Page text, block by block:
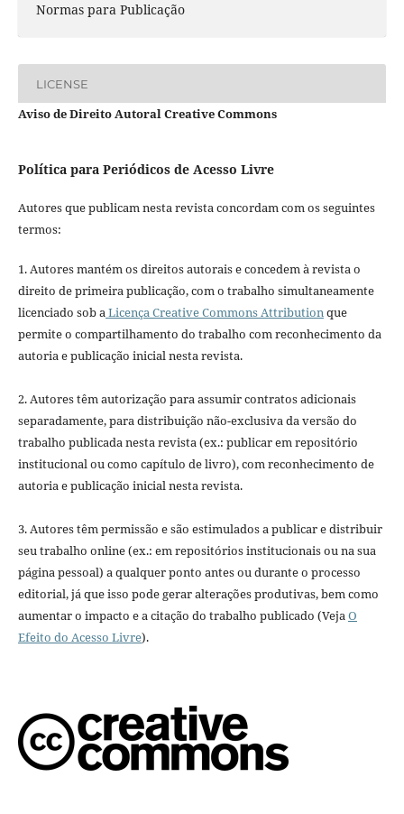
Normas para Publicação
LICENSE
Aviso de Direito Autoral Creative Commons
Política para Periódicos de Acesso Livre
Autores que publicam nesta revista concordam com os seguintes
termos:
1. Autores mantém os direitos autorais e concedem à revista o
direito de primeira publicação, com o trabalho simultaneamente
licenciado sob aLicença Creative Commons Attributionque
permite o compartilhamento do trabalho com reconhecimento da
autoria e publicação inicial nesta revista.
2. Autores têm autorização para assumir contratos adicionais
separadamente, para distribuição não-exclusiva da versão do
trabalho publicada nesta revista (ex.: publicar em repositório
institucional ou como capítulo de livro), com reconhecimento de
autoria e publicação inicial nesta revista.
3. Autores têm permissão e são estimulados a publicar e distribuir
seu trabalho online (ex.: em repositórios institucionais ou na sua
página pessoal) a qualquer ponto antes ou durante o processo
editorial, já que isso pode gerar alterações produtivas, bem como
aumentar o impacto e a citação do trabalho publicado (VejaO
Efeito do Acesso Livre).